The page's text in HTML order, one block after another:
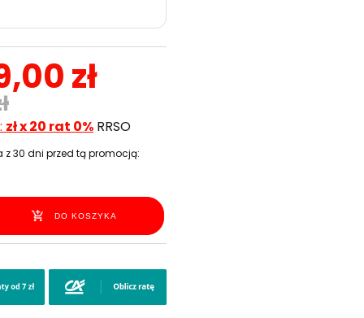
zł
zł x 20 rat 0%RRSO
z 30 dni przed tą promocją:
DO KOSZYKA